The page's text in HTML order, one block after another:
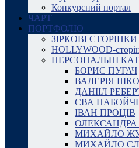
Конкурсний портал
ЧАРТ
ПОРТФОЛІО
ЗІРКОВІ СТОРІНКИ
HOLLYWOOD-
ПЕРСОНАЛЬНІ
БОРИС ПУГАЧ
ВАЛЕРІЯ
ДАНІІЛ
ЄВА
ІВАН ПРОЦІВ
МИХАЙЛО
МИХАЙЛО